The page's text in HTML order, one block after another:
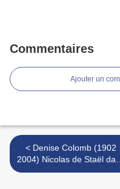
Commentaires
Ajouter un
< Denise Colomb (1902
2004) Nicolas de Staël dans
son atelier c.1970